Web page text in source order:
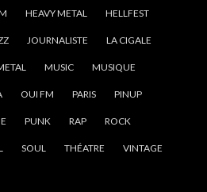
HEAVY METAL HELLFEST
JOURNALISTE LA CIGALE
MUSIC MUSIQUE
OUI FM PARIS PINUP
PUNK RAP ROCK
SOUL THÉATRE VINTAGE